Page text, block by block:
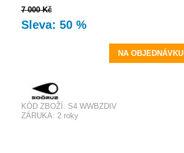
7 000 Kč
Sleva: 50 %
NA OBJEDNÁVKU
KÓD ZBOŽÍ: S4 WWBZDIV
ZÁRUKA: 2 roky